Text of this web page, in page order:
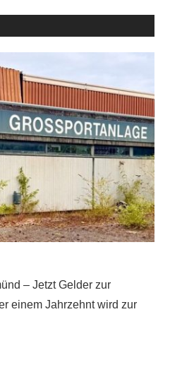
– Jetzt Gelder zur
einem Jahrzehnt wird zur